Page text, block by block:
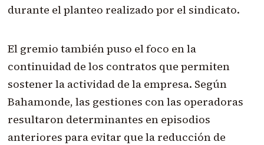
durante el planteo realizado por el sindicato.
El gremio también puso el foco en la
continuidad de los contratos que permiten
sostener la actividad de la empresa. Según
Bahamonde, las gestiones con las operadoras
resultaron determinantes en episodios
anteriores para evitar que la reducción de